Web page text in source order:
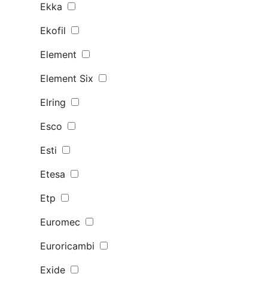
Ekka
Ekofil
Element
Element Six
Elring
Esco
Esti
Etesa
Etp
Euromec
Euroricambi
Exide